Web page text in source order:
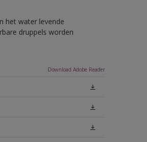
het water levende
druppels worden
Download Adobe Reader